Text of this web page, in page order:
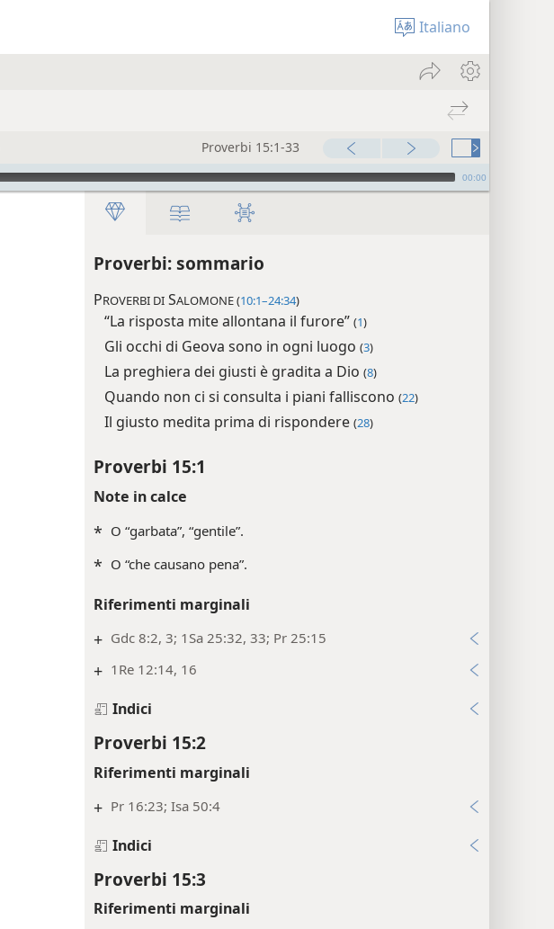
Italiano
Proverbi 15:1-33
00:00
Proverbi: sommario
PROVERBI DI SALOMONE (10:1–24:34)
“La risposta mite allontana il furore” (1)
Gli occhi di Geova sono in ogni luogo (3)
La preghiera dei giusti è gradita a Dio (8)
Quando non ci si consulta i piani falliscono (22)
Il giusto medita prima di rispondere (28)
Proverbi 15:1
Note in calce
* O “garbata”, “gentile”.
* O “che causano pena”.
Riferimenti marginali
+ Gdc 8:2, 3; 1Sa 25:32, 33; Pr 25:15
+ 1Re 12:14, 16
Indici
Proverbi 15:2
Riferimenti marginali
+ Pr 16:23; Isa 50:4
Indici
Proverbi 15:3
Riferimenti marginali